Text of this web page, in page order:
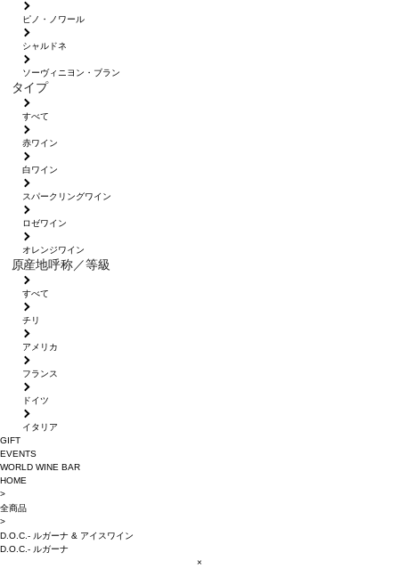
ピノ・ノワール
シャルドネ
ソーヴィニヨン・ブラン
タイプ
すべて
赤ワイン
白ワイン
スパークリングワイン
ロゼワイン
オレンジワイン
原産地呼称／等級
すべて
チリ
アメリカ
フランス
ドイツ
イタリア
GIFT
EVENTS
WORLD WINE BAR
HOME
>
全商品
>
D.O.C.- ルガーナ& アイスワイン
D.O.C.- ルガーナ
×